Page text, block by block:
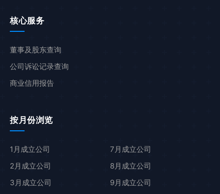
核心服务
董事及股东查询
公司诉讼记录查询
商业信用报告
按月份浏览
1月成立公司
2月成立公司
3月成立公司
7月成立公司
8月成立公司
9月成立公司